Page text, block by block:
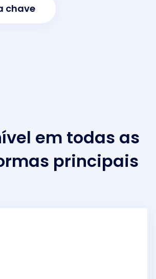
chave
em todas as
principais